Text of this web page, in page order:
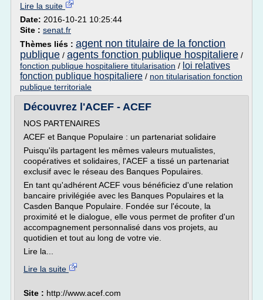
Lire la suite
Date: 2016-10-21 10:25:44
Site : senat.fr
Thèmes liés : agent non titulaire de la fonction
publique / agents fonction publique hospitaliere /
fonction publique hospitaliere titularisation / loi relatives
fonction publique hospitaliere / non titularisation fonction
publique territoriale
Découvrez l'ACEF - ACEF
NOS PARTENAIRES
ACEF et Banque Populaire : un partenariat solidaire
Puisqu'ils partagent les mêmes valeurs mutualistes,
coopératives et solidaires, l'ACEF a tissé un partenariat
exclusif avec le réseau des Banques Populaires.
En tant qu'adhérent ACEF vous bénéficiez d'une relation
bancaire privilégiée avec les Banques Populaires et la
Casden Banque Populaire. Fondée sur l'écoute, la
proximité et le dialogue, elle vous permet de profiter d'un
accompagnement personnalisé dans vos projets, au
quotidien et tout au long de votre vie.
Lire la...
Lire la suite
Site : http://www.acef.com